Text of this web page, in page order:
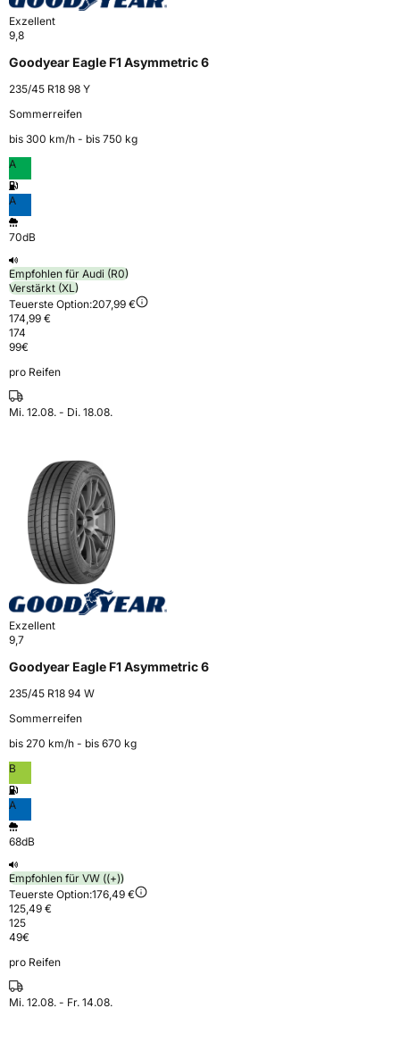
Exzellent
9,8
Goodyear Eagle F1 Asymmetric 6
235/45 R18 98 Y
Sommerreifen
bis 300 km⁠/⁠h - bis 750 kg
A
A
70dB
Empfohlen für Audi (R0)
Verstärkt (XL)
Teuerste Option:207,99 €
174,99 €
174
99€
pro Reifen
Mi. 12.08. - Di. 18.08.
Exzellent
9,7
Goodyear Eagle F1 Asymmetric 6
235/45 R18 94 W
Sommerreifen
bis 270 km⁠/⁠h - bis 670 kg
B
A
68dB
Empfohlen für VW ((+))
Teuerste Option:176,49 €
125,49 €
125
49€
pro Reifen
Mi. 12.08. - Fr. 14.08.